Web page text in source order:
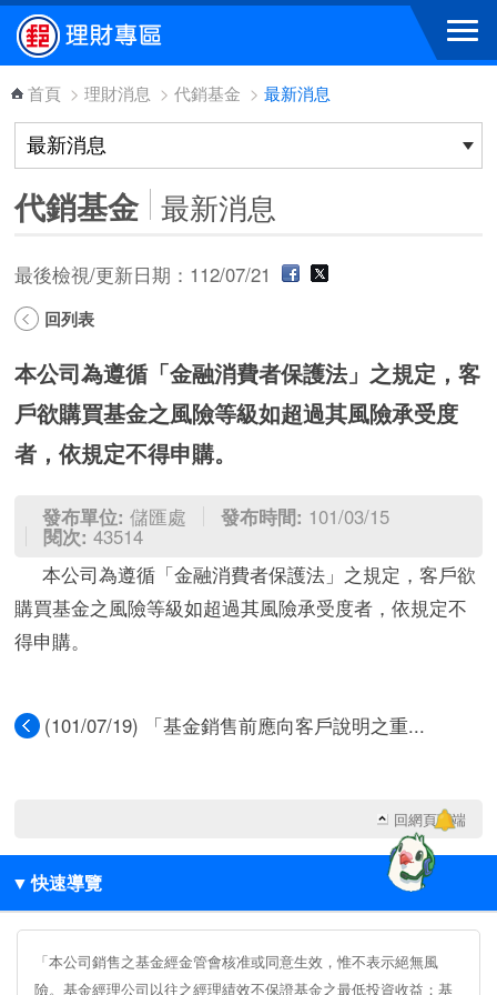
跳到主要內容區塊
首頁 > 理財消息 > 代銷基金 > 最新消息
代銷基金 最新消息
最後檢視/更新日期：112/07/21
回列表
本公司為遵循「金融消費者保護法」之規定，客
戶欲購買基金之風險等級如超過其風險承受度
者，依規定不得申購。
發布單位: 儲匯處 發布時間: 101/03/15
閱次: 43514
本公司為遵循「金融消費者保護法」之規定，客戶欲
購買基金之風險等級如超過其風險承受度者，依規定不
得申購。
(101/07/19) 「基金銷售前應向客戶說明之重...
回網頁頂端
▼ 快速導覽
「本公司銷售之基金經金管會核准或同意生效，惟不表示絕無風
險。基金經理公司以往之經理績效不保證基金之最低投資收益；基